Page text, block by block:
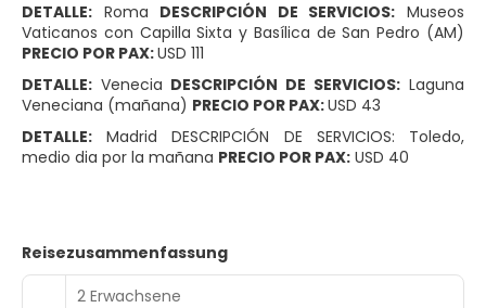
DETALLE: Roma DESCRIPCIÓN DE SERVICIOS: Museos
Vaticanos con Capilla Sixta y Basílica de San Pedro (AM)
PRECIO POR PAX:USD 111
DETALLE: Venecia DESCRIPCIÓN DE SERVICIOS: Laguna
Veneciana (mañana) PRECIO POR PAX:USD 43
DETALLE: Madrid DESCRIPCIÓN DE SERVICIOS: Toledo,
medio dia por la mañana PRECIO POR PAX: USD 40
Reisezusammenfassung
2 Erwachsene